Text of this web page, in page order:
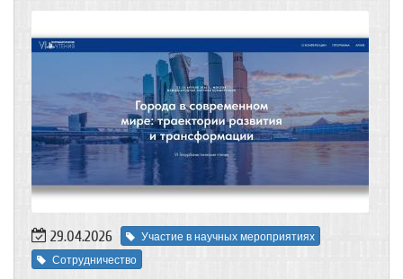
29.04.2026
Участие в научных мероприятиях
Сотрудничество